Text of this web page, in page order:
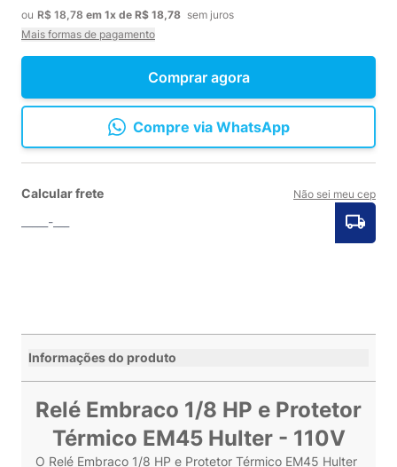
Comprar agora
ou R$ 18,78 em 1x de R$ 18,78 sem juros
Mais formas de pagamento
Compre via WhatsApp
Calcular frete Não sei meu cep
Informações do produto
Relé Embraco 1/8 HP e Protetor
Térmico EM45 Hulter - 110V
O Relé Embraco 1/8 HP e Protetor Térmico EM45 Hulter